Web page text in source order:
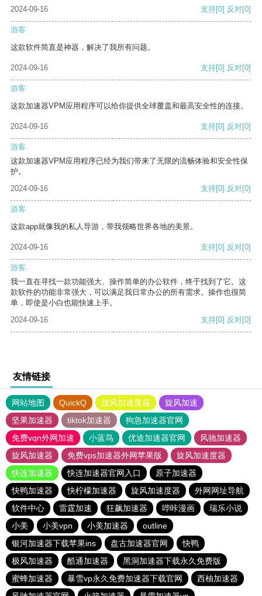
2024-09-16 支持[0] 反对[0]
游客
这款软件简直是神器，解决了我所有问题。
2024-09-16 支持[0] 反对[0]
游客
这款加速器VPM应用程序可以给你提供全球覆盖和最高安全性的连接。
2024-09-16 支持[0] 反对[0]
游客
这款加速器VPM应用程序已经为我们带来了无限的流畅体验和安全性保
护。
2024-09-16
支持[0] 反对[0]
游客
这款app就像我的私人导游，带我领略世界各地的美景。
2024-09-16 支持[0] 反对[0]
游客
我一直在寻找一款功能强大、操作简单的办公软件，终于找到了它。这
款软件的功能非常强大，可以满足我日常办公的所有需求。操作也很简
单，即使是小白也能快速上手。
2024-09-16
支持[0] 反对[0]
友情链接
网站地图 QuickQ 旋风加速度器
旋风加速
坚果加速器
tiktok加速器
狗急加速器官网
免费vqn外网加速
小蓝鸟 优途加速器官网
风驰加速器
旋风加速器
免费vps加速器外网苹果版
旋风加速度器
快连加速器
快连加速器官网入口
原子加速器
快鸭加速器
快柠檬加速器 旋风加速度器
外网网址导航
软件中心
雷霆加速 狂飙加速器 哔咔漫画
瑞乐小说
小美
小美vpn 小美加速器
outline
银河加速器下载苹果ins
盘古加速器官网
快鸭
极风加速器
酷通加速器
黑洞加速器下载永久免费版
蜜蜂加速器
暴雪vp永久免费加速器下载官网
西柚加速器